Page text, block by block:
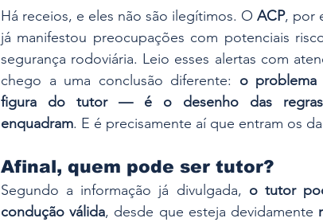
Há receios, e eles não são ilegítimos. O ACP, por
já manifestou preocupações com potenciais
segurança rodoviária. Leio esses alertas com
chego a uma conclusão diferente: o
figura do tutor — é o desenho das
enquadram. E é precisamente aí que entram os
Afinal, quem pode ser tutor?
Segundo a informação já divulgada, o tutor
condução válida, desde que esteja devidamente